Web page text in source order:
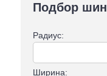
Подбор шин
Радиус:
Ширина: